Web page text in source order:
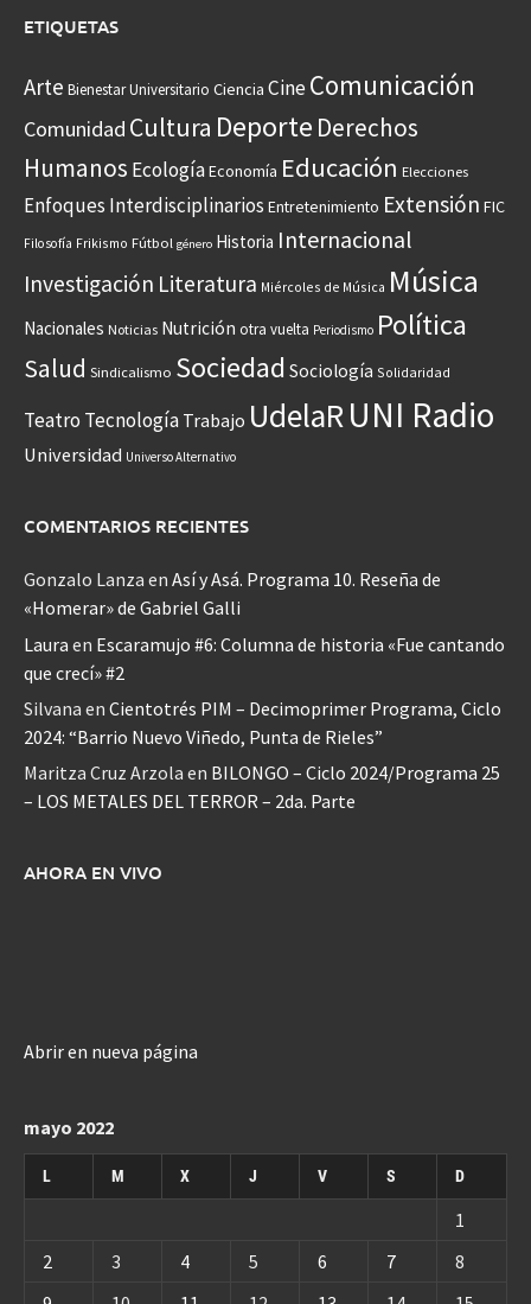
ETIQUETAS
Arte Bienestar Universitario Ciencia CineComunicación
Comunidad Cultura Deporte Derechos
Humanos EcologíaEconomía Educación Elecciones
Enfoques Interdisciplinarios Entretenimiento Extensión FIC
Filosofía Frikismo Fútbol género Historia Internacional
Investigación Literatura Miércoles de Música Música
Nacionales Noticias Nutrición otra vuelta Periodismo Política
Salud Sindicalismo Sociedad Sociología Solidaridad
Teatro Tecnología Trabajo UdelaRUNI Radio
Universidad Universo Alternativo
COMENTARIOS RECIENTES
Gonzalo Lanza en Así y Asá. Programa 10. Reseña de
«Homerar» de Gabriel Galli
Laura en Escaramujo #6: Columna de historia «Fue cantando
que crecí» #2
Silvana en Cientotrés PIM – Decimoprimer Programa, Ciclo
2024: “Barrio Nuevo Viñedo, Punta de Rieles”
Maritza Cruz Arzola en BILONGO – Ciclo 2024/Programa 25
– LOS METALES DEL TERROR – 2da. Parte
AHORA EN VIVO
Abrir en nueva página
mayo 2022
L M X J V S D
1
2
3 4 5 6 7
8